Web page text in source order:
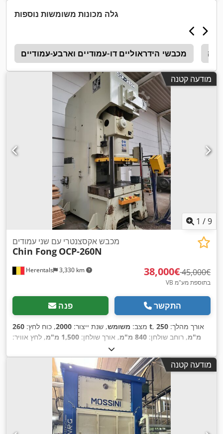
גלה מכונות משומשות נוספות
מכבשי הידראוליים דו-עמודיים וארבע-עמודיים
מודעה קטנה
1 /9
Herentals 3,330 km
מכבש אקסצנטרי עם שני עמודים
Chin Fong OCP-260N
‏38,000 ‏€ ‏45,000 ‏€
VB בתוספת מע"מ
פנה התקשר
מצב: משומש, שנת ייצור: 2000, כוח לחץ: 260 t , אורך מהלך: 250
מ"מ, רוחב שולחן: 840 מ"מ , אורך שולחן: 1,500 מ"מ
, לחץ אוויר:
9.807 קורה
120 מ"מ,
מודעה קטנה